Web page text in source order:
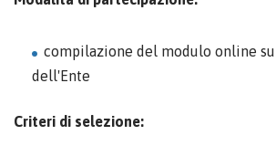
compilazione del modulo online
dell'Ente
Criteri di selezione: